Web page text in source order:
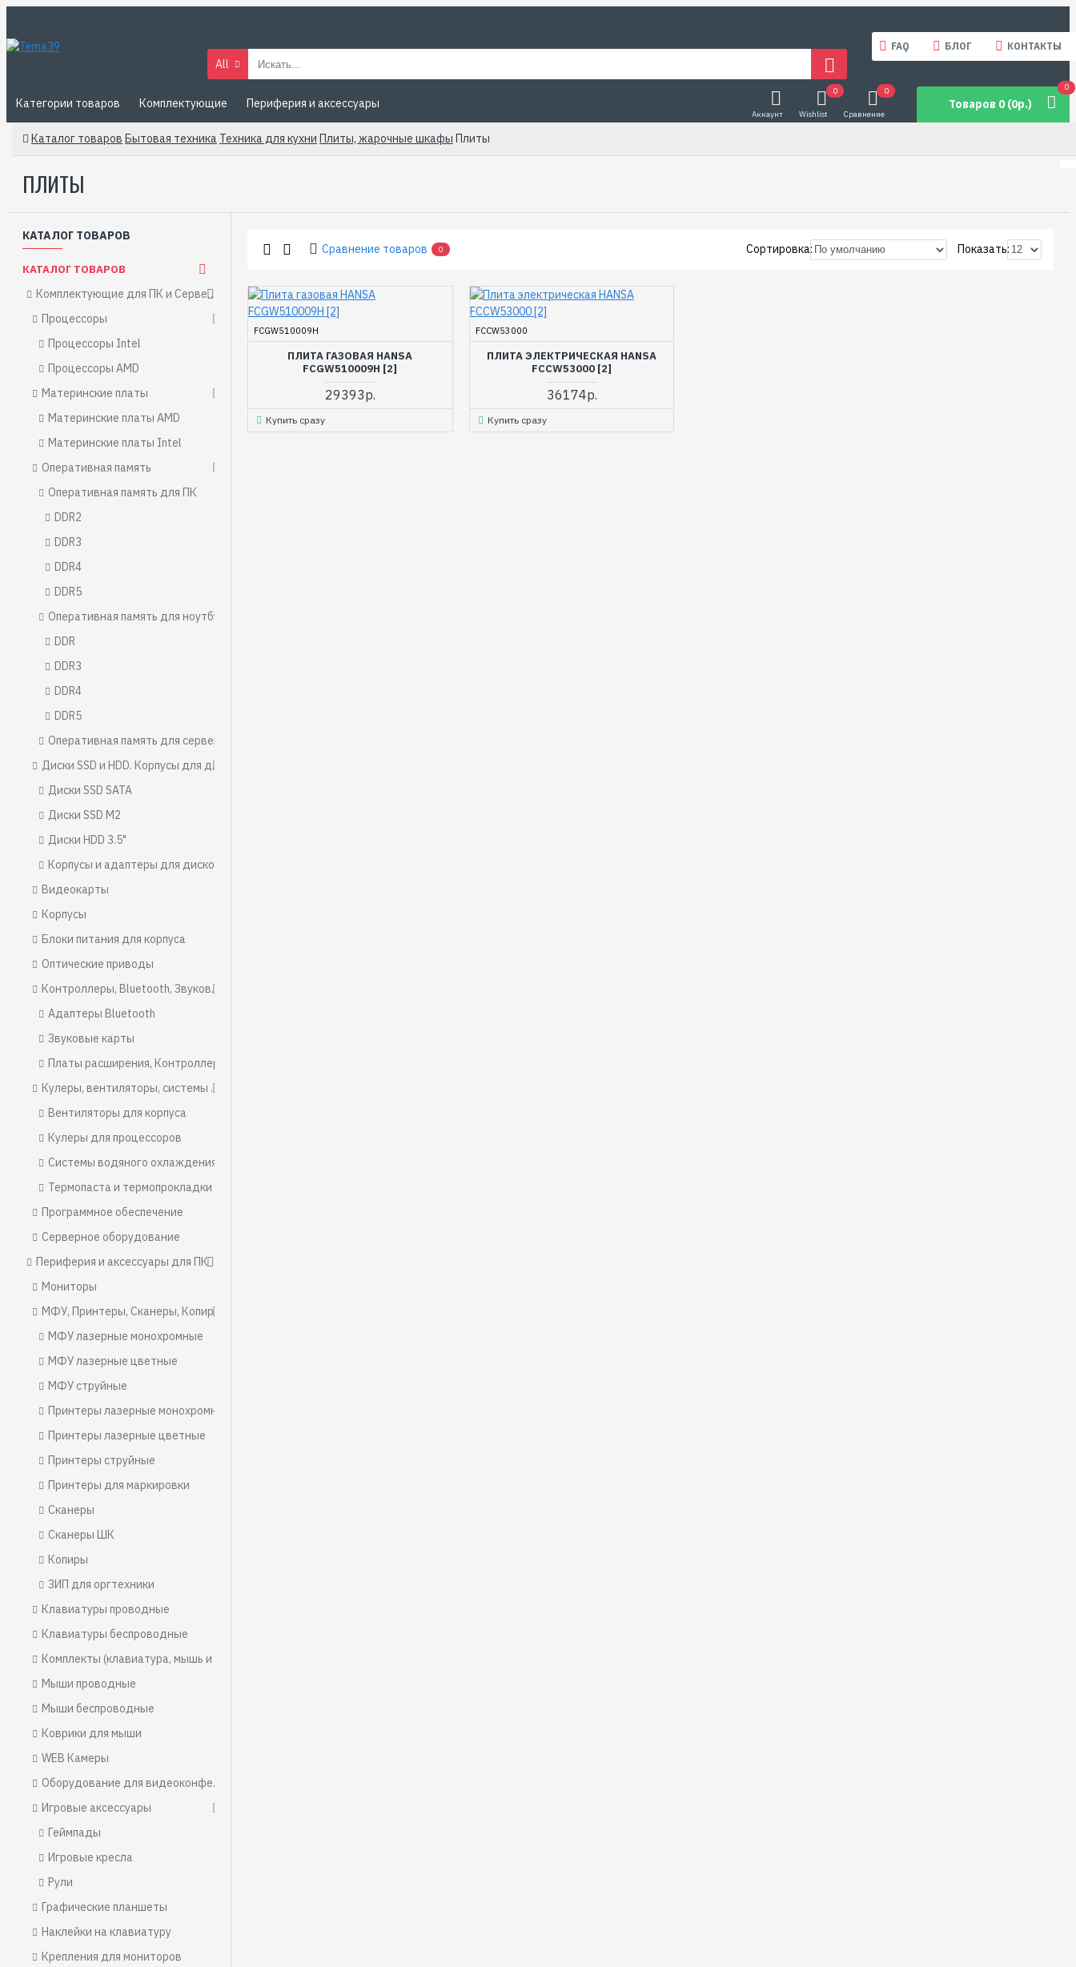
All
FAQ БЛОГ КОНТАКТЫ
Категории товаров Комплектующие Периферия и аксессуары
Аккаунт Wishlist
0
Сравнение
0
Товаров 0 (0р.)
0
Каталог товаров Бытовая техника Техника для кухни Плиты, жарочные шкафы Плиты
ПЛИТЫ
КАТАЛОГ ТОВАРОВ
КАТАЛОГ ТОВАРОВ
Комплектующие для ПК и Серверов
Процессоры
Процессоры Intel
Процессоры AMD
Материнские платы
Материнские платы AMD
Материнские платы Intel
Оперативная память
Оперативная память для ПК
DDR2
DDR3
DDR4
DDR5
DDR
DDR3
DDR4
DDR5
Диски SSD и HDD. Корпусы для дисков.
Диски SSD SATA
Диски SSD M2
Диски HDD 3.5"
Корпусы и адаптеры для дисков
Видеокарты
Корпусы
Блоки питания для корпуса
Оптические приводы
Контроллеры, Bluetooth, Звуковые карты, Платы расширения
Адаптеры Bluetooth
Звуковые карты
Платы расширения, Контроллеры
Кулеры, вентиляторы, системы охлаждения, термопаста
Вентиляторы для корпуса
Кулеры для процессоров
Системы водяного охлаждения
Термопаста и термопрокладки
Программное обеспечение
Серверное оборудование
Периферия и аксессуары для ПК
Мониторы
МФУ, Принтеры, Сканеры, Копиры
МФУ лазерные монохромные
МФУ лазерные цветные
МФУ струйные
Принтеры лазерные цветные
Принтеры струйные
Принтеры для маркировки
Сканеры
Сканеры ШК
Копиры
ЗИП для оргтехники
Клавиатуры проводные
Клавиатуры беспроводные
Мыши проводные
Мыши беспроводные
Коврики для мыши
WEB Камеры
Оборудование для видеоконференций и презентаций
Игровые аксессуары
Геймпады
Игровые кресла
Рули
Графические планшеты
Наклейки на клавиатуру
Крепления для мониторов
Сравнение товаров 0 Сортировка: Показать:
FCGW510009H
ПЛИТА ГАЗОВАЯ HANSA
FCGW510009H [2]
29393р.
Купить сразу
FCCW53000
ПЛИТА ЭЛЕКТРИЧЕСКАЯ HANSA
FCCW53000 [2]
36174р.
Купить сразу